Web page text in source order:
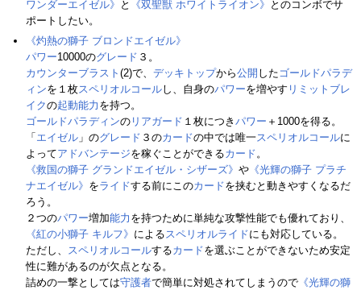
ワンダーエイゼル》 と 《双聖獣 ホワイトライオン》 とのコンボでサ
ポートしたい。
《灼熱の獅子 ブロンドエイゼル》
パワー10000のグレード ３。
カウンターブラスト (2)で、 デッキトップから公開 したゴールドパラデ
ィンを１枚スペリオルコールし、自身のパワーを増やす リミットブレ
イクの起動能力 を持つ。
ゴールドパラディンの リアガード １枚につき パワー ＋1000を得る。
「 エイゼル 」のグレード ３のカードの中では唯一スペリオルコールに
よってアドバンテージを稼ぐことができるカード。
《救国の獅子 グランドエイゼル・シザーズ》 や 《光輝の獅子 プラチ
ナエイゼル》 をライドする前にこのカードを挟むと動きやすくなるだ
ろう。
２つのパワー増加能力 を持つために単純な攻撃性能でも優れており、
《紅の小獅子 キルフ》 によるスペリオルライドにも対応している。
ただし、 スペリオルコールするカードを選ぶことができないため安定
性に難があるのが欠点となる。
詰めの一撃としては守護者で簡単に対処されてしまうので 《光輝の獅